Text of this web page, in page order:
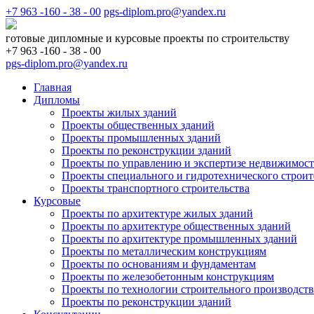
+7 963 -160 - 38 - 00 pgs-diplom.pro@yandex.ru
готовые дипломные и курсовые проекты по строительству
+7 963 -160 - 38 - 00
pgs-diplom.pro@yandex.ru
Главная
Дипломы
Проекты жилых зданий
Проекты общественных зданий
Проекты промышленных зданий
Проекты по реконструкции зданий
Проекты по управлению и экспертизе
Проекты специального и гидротехнического
Проекты транспортного строительства
Курсовые
Проекты по архитектуре жилых зданий
Проекты по архитектуре общественных зданий
Проекты по архитектуре промышленных зданий
Проекты по металлическим конструкциям
Проекты по основаниям и фундаментам
Проекты по железобетонным конструкциям
Проекты по технологии строительного
Проекты по реконструкции зданий